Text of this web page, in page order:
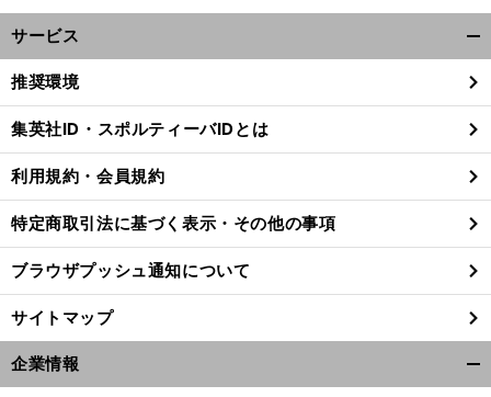
サービス
閉
る
推奨環境
集英社ID・スポルティーバIDとは
利用規約・会員規約
特定商取引法に基づく表示・その他の事項
ブラウザプッシュ通知について
サイトマップ
企業情報